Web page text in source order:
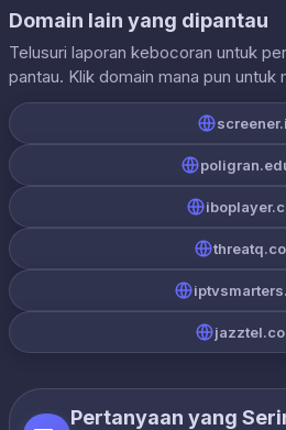
Domain lain yang dipantau
Telusuri laporan kebocoran untuk
pantau. Klik domain mana pun untuk
Pertanyaan yang